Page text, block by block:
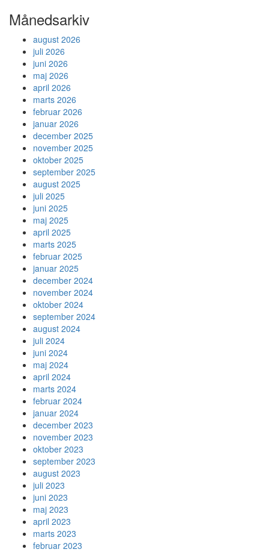
Månedsarkiv
august 2026
juli 2026
juni 2026
maj 2026
april 2026
marts 2026
februar 2026
januar 2026
december 2025
november 2025
oktober 2025
september 2025
august 2025
juli 2025
juni 2025
maj 2025
april 2025
marts 2025
februar 2025
januar 2025
december 2024
november 2024
oktober 2024
september 2024
august 2024
juli 2024
juni 2024
maj 2024
april 2024
marts 2024
februar 2024
januar 2024
december 2023
november 2023
oktober 2023
september 2023
august 2023
juli 2023
juni 2023
maj 2023
april 2023
marts 2023
februar 2023